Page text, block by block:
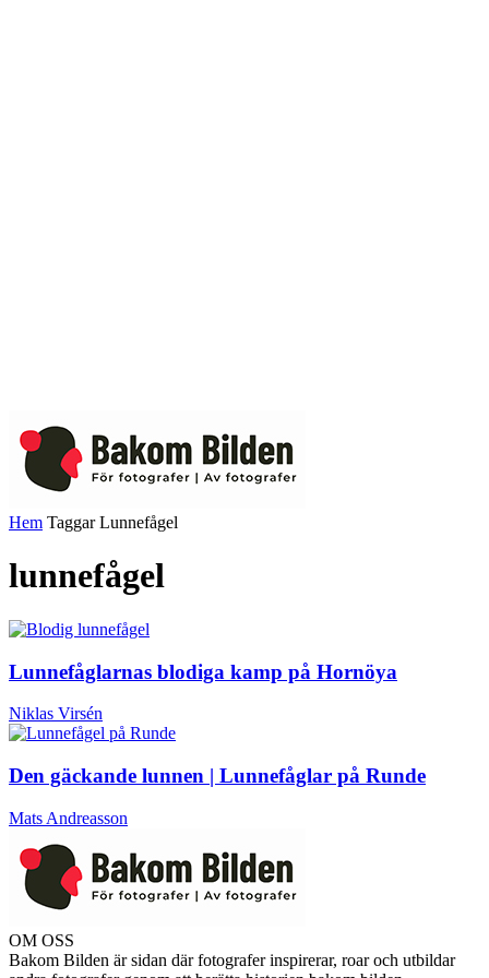
Hem Taggar Lunnefågel
lunnefågel
Lunnefåglarnas blodiga kamp på Hornöya
Niklas Virsén
Den gäckande lunnen | Lunnefåglar på Runde
Mats Andreasson
OM OSS
Bakom Bilden är sidan där fotografer inspirerar, roar och utbildar